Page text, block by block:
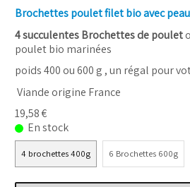
Brochettes poulet filet bio avec peau
4 succulentes Brochettes de poulet
poulet bio marinées
poids 400 ou 600 g , un régal pour
Viande origine France
19,58 €
En stock
4 brochettes 400g 6 Brochettes 600g